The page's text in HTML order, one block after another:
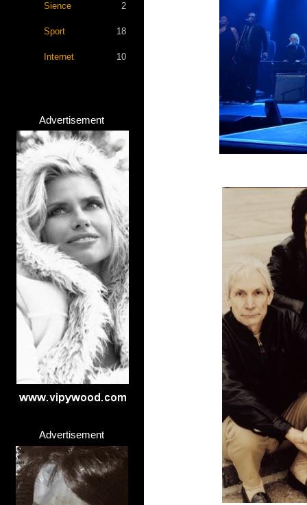
Sience 2
Sport 18
Internet 10
Advertisement
Advertisement